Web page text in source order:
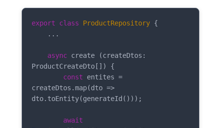
export class ProductRepository {
async create (createDtos:
ProductCreateDto[]) {
const entites =
createDtos.map(dto =>
dto.toEntity(generateId()));
await